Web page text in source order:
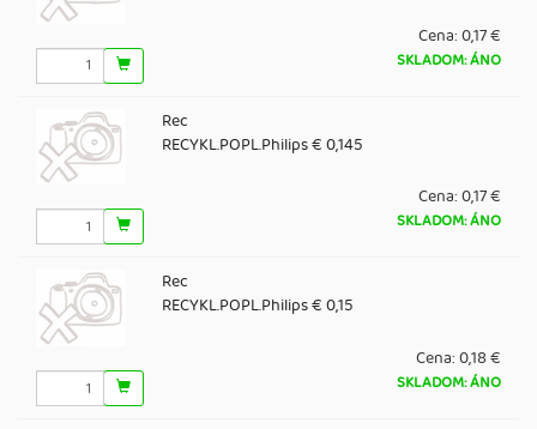
Cena:0,17 €
SKLADOM: ÁNO
Rec
RECYKL.POPL.Philips € 0,145
Cena:0,17 €
SKLADOM: ÁNO
Rec
RECYKL.POPL.Philips € 0,15
Cena:0,18 €
SKLADOM: ÁNO